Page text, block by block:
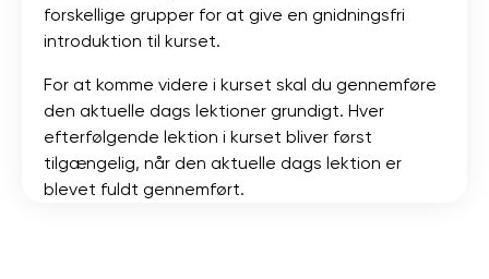
forskellige grupper for at give en gnidningsfri
introduktion til kurset.
For at komme videre i kurset skal du gennemføre
den aktuelle dags lektioner grundigt. Hver
efterfølgende lektion i kurset bliver først
tilgængelig, når den aktuelle dags lektion er
blevet fuldt gennemført.